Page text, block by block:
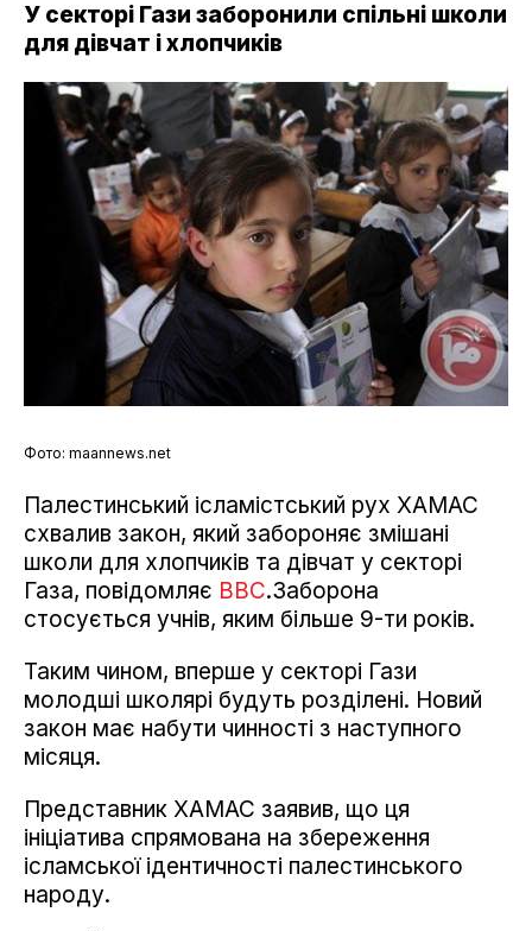
У секторі Гази заборонили спільні школи
для дівчат і хлопчиків
Фото: maannews.net
Палестинський ісламістський рух ХАМАС
схвалив закон, який забороняє змішані
школи для хлопчиків та дівчат у секторі
Газа, повідомляє ВВС.Заборона
стосується учнів, яким більше 9-ти років.
Таким чином, вперше у секторі Гази
молодші школярі будуть розділені. Новий
закон має набути чинності з наступного
місяця.
Представник ХАМАС заявив, що ця
ініціатива спрямована на збереження
ісламської ідентичності палестинського
народу.